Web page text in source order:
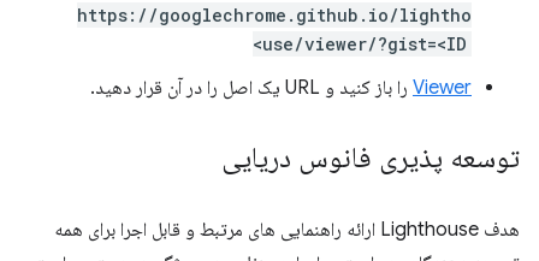
https://googlechrome.github.io/lightho
use/viewer/?gist=<ID>
Viewer را باز کنید و URL یک اصل را در آن قرار دهید.
توسعه پذیری فانوس دریایی
هدف Lighthouse ارائه راهنمایی های مرتبط و قابل اجرا برای همه